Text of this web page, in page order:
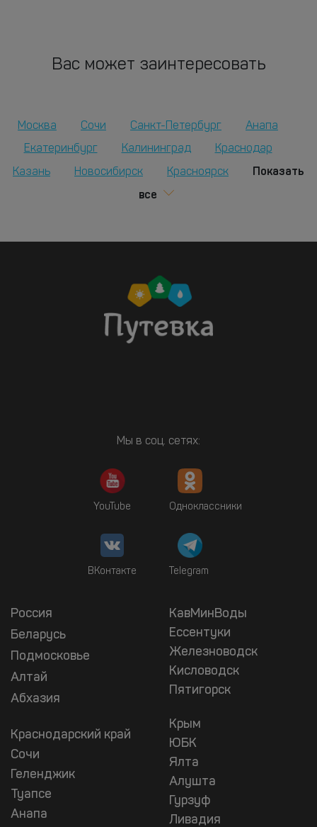
Вас может заинтересовать
Москва Сочи Санкт-Петербург
Анапа
Екатеринбург
Калининград Краснодар
Казань Новосибирск Красноярск
Показать
все
Мы в соц. сетях:
YouTube Одноклассники
ВКонтакте Telegram
Россия
Беларусь
Подмосковье
Алтай
Абхазия
Краснодарский край
Сочи
Геленджик
Туапсе
Анапа
КавМинВоды
Ессентуки
Железноводск
Кисловодск
Пятигорск
Крым
ЮБК
Ялта
Алушта
Гурзуф
Ливадия